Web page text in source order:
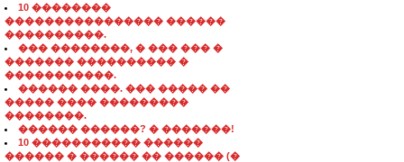
10 ��������
���������������� ������
����������.
��� ��������, � ��� ��� �
������� ���������� �
�����������.
������ ����. ��� ����� ��
����� ���� ���������
��������.
������ ������? � �������!
10 ����������� ������
������ � ������ �� ������ (�